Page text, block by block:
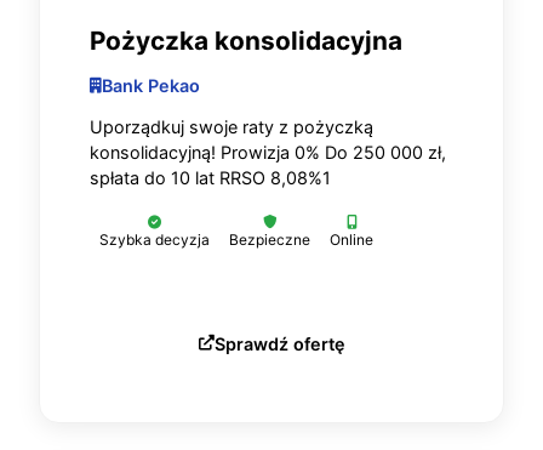
Pożyczka konsolidacyjna
Bank Pekao
Uporządkuj swoje raty z pożyczką
konsolidacyjną! Prowizja 0% Do 250 000 zł,
spłata do 10 lat RRSO 8,08%1
Szybka decyzja Bezpieczne Online
Sprawdź ofertę